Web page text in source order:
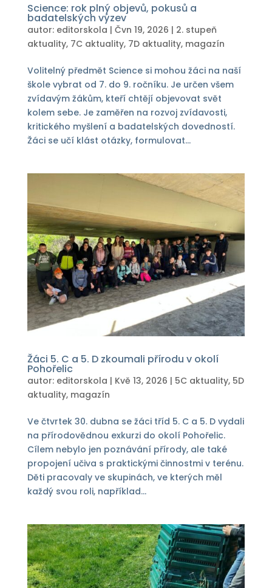
Science: rok plný objevů, pokusů a
badatelských výzev
autor: editorskola | Čvn 19, 2026 | 2. stupeň
aktuality, 7C aktuality, 7D aktuality, magazín
Volitelný předmět Science si mohou žáci na naší
škole vybrat od 7. do 9. ročníku. Je určen všem
zvídavým žákům, kteří chtějí objevovat svět
kolem sebe. Je zaměřen na rozvoj zvídavosti,
kritického myšlení a badatelských dovedností.
Žáci se učí klást otázky, formulovat...
Žáci 5. C a 5. D zkoumali přírodu v okolí
Pohořelic
autor: editorskola | Kvě 13, 2026 | 5C aktuality, 5D
aktuality, magazín
Ve čtvrtek 30. dubna se žáci tříd 5. C a 5. D vydali
na přírodovědnou exkurzi do okolí Pohořelic.
Cílem nebylo jen poznávání přírody, ale také
propojení učiva s praktickými činnostmi v terénu.
Děti pracovaly ve skupinách, ve kterých měl
každý svou roli, například...